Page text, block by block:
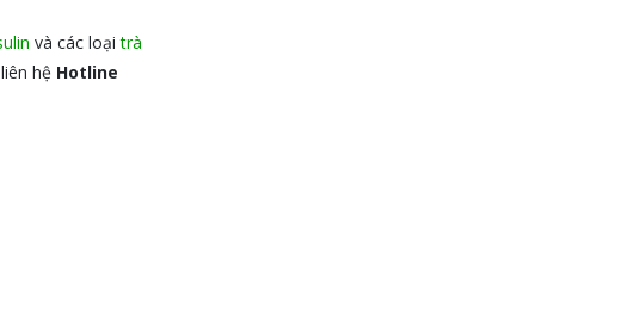
và các loạitrà
hệ Hotline